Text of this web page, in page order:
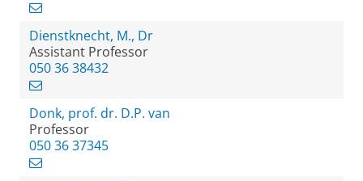
Dienstknecht, M., Dr
Assistant Professor
050 36 38432
Donk, prof. dr. D.P. van
Professor
050 36 37345